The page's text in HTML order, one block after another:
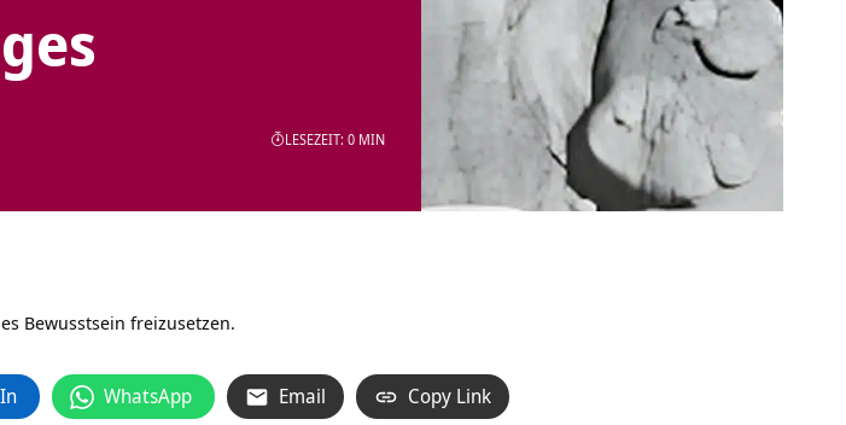
LESEZEIT: 0 MIN
Bewusstsein freizusetzen.
WhatsApp Email Copy Link